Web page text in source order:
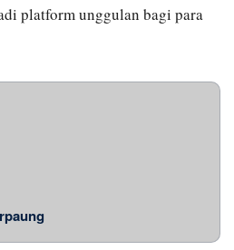
platform unggulan bagi para